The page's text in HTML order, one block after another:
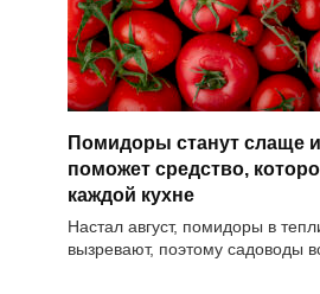
Помидоры станут слаще
поможет средство,
каждой кухне
Настал август, помидоры в
вызревают, поэтому садоводы